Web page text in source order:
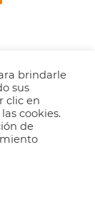
legal-
brindarle
sus
clic en
cookies.
de